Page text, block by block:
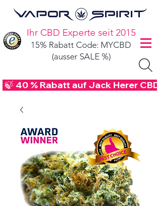
Ihr CBD Experte seit 2015
15% Rabatt Code: MYCBD
(ausser SALE %)
🍃 40 % Rabatt auf Jack Herer